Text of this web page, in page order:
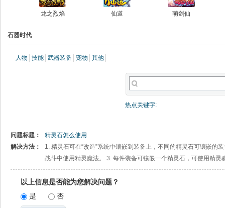
龙之烈焰 仙道 萌剑仙
石器时代
人物 技能 武器装备 宠物 其他
热点关键字:
问题标题：
精灵石怎么使用
解决方法：
1. 精灵石可在“改造”系统中镶嵌到装备上，不同的精灵石可镶嵌的
战斗中使用精灵魔法。 3. 每件装备可镶嵌一个精灵石，可使用精灵
以上信息是否能为您解决问题？
是
否